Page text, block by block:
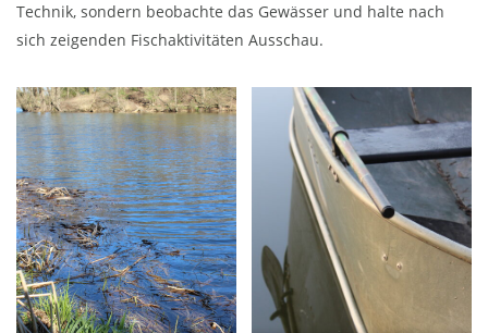
Technik, sondern beobachte das Gewässer und halte nach
sich zeigenden Fischaktivitäten Ausschau.